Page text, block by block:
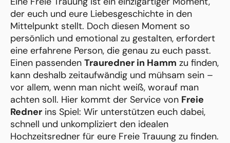
der euch und eure Liebesgeschichte in den
Mittelpunkt stellt. Doch diesen Moment so
persönlich und emotional zu gestalten, erfordert
eine erfahrene Person, die genau zu euch passt.
Einen passenden Trauredner in Hamm zu finden,
kann deshalb zeitaufwändig und mühsam sein –
vor allem, wenn man nicht weiß, worauf man
achten soll. Hier kommt der Service von Freie
Redner ins Spiel: Wir unterstützen euch dabei,
schnell und unkompliziert den idealen
Hochzeitsredner für eure Freie Trauung zu finden.